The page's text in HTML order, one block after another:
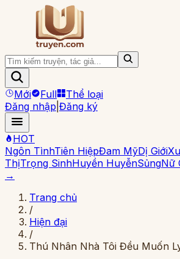
Mới Full
Thể loại
Đăng nhập Đăng ký
HOT
Ngôn TìnhTiên HiệpĐam MỹDị Giới
ThịTrọng SinhHuyền HuyễnSủngNữ
→
Trang chủ
/
Hiện đại
/
Thú Nhân Nhà Tôi Đều Muốn